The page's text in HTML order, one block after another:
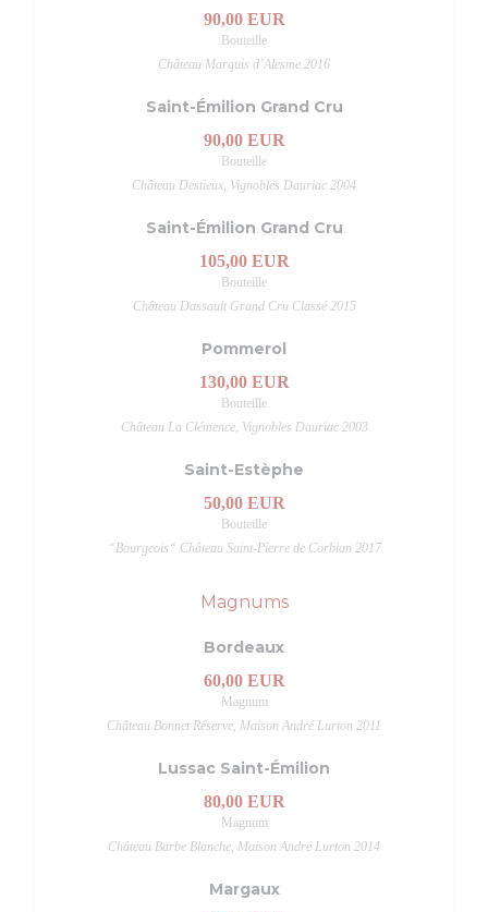
90,00 EUR
Bouteille
Château Marquis d’Alesme 2016
Saint-Émilion Grand Cru
90,00 EUR
Bouteille
Château Destieux, Vignobles Dauriac 2004
Saint-Émilion Grand Cru
105,00 EUR
Bouteille
Château Dassault Grand Cru Classé 2015
Pommerol
130,00 EUR
Bouteille
Château La Clémence, Vignobles Dauriac 2003
Saint-Estèphe
50,00 EUR
Bouteille
“Bourgeois“ Château Saint-Pierre de Corbian 2017
Magnums
Bordeaux
60,00 EUR
Magnum
Château Bonnet Réserve, Maison André Lurton 2011
Lussac Saint-Émilion
80,00 EUR
Magnum
Château Barbe Blanche, Maison André Lurton 2014
Margaux